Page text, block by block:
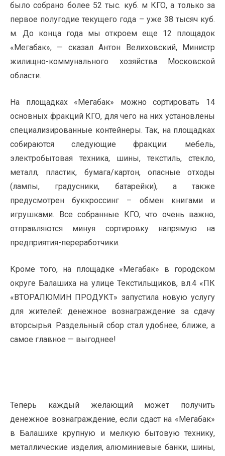
было собрано более 52 тыс. куб. м КГО, а только за
первое полугодие текущего года – уже 38 тысяч куб.
м. До конца года мы откроем еще 12 площадок
«Мегабак», — сказал Антон Велиховский, Министр
жилищно-коммунального хозяйства Московской
области.
На площадках «Мегабак» можно сортировать 14
основных фракций КГО, для чего на них установлены
специализированные контейнеры. Так, на площадках
собираются следующие фракции: мебель,
электробытовая техника, шины, текстиль, стекло,
металл, пластик, бумага/картон, опасные отходы
(лампы, градусники, батарейки), а также
предусмотрен буккроссинг – обмен книгами и
игрушками. Все собранные КГО, что очень важно,
отправляются минуя сортировку напрямую на
предприятия-переработчики.
Кроме того, на площадке «Мегабак» в городском
округе Балашиха на улице Текстильщиков, вл.4 «ПК
«ВТОРАЛЮМИН ПРОДУКТ» запустила новую услугу
для жителей: денежное вознаграждение за сдачу
вторсырья. Раздельный сбор стал удобнее, ближе, а
самое главное — выгоднее!
Теперь каждый желающий может получить
денежное вознаграждение, если сдаст на «Мегабак»
в Балашихе крупную и мелкую бытовую технику,
металлические изделия, алюминиевые банки, шины,